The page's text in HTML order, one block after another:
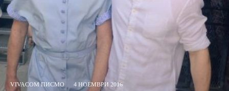
VIVACOM ПИСМО 4 НОЕМВРИ 2016